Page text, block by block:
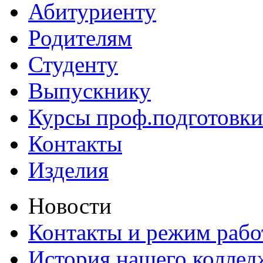
Абитуриенту
Родителям
Студенту
Выпускнику
Курсы проф.подготовки
Контакты
Изделия
Новости
Контакты и режим